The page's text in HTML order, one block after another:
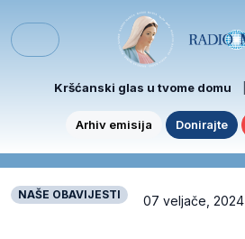
Menu
Kršćanski glas u tvome domu
Arhiv emisija Donirajte
NAŠE OBAVIJESTI 07 veljače, 2024